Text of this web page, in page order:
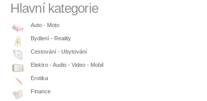
Hlavní kategorie
Auto - Moto
Bydlení - Reality
Cestování - Ubytování
Elektro - Audio - Video - Mobil
Erotika
Finance